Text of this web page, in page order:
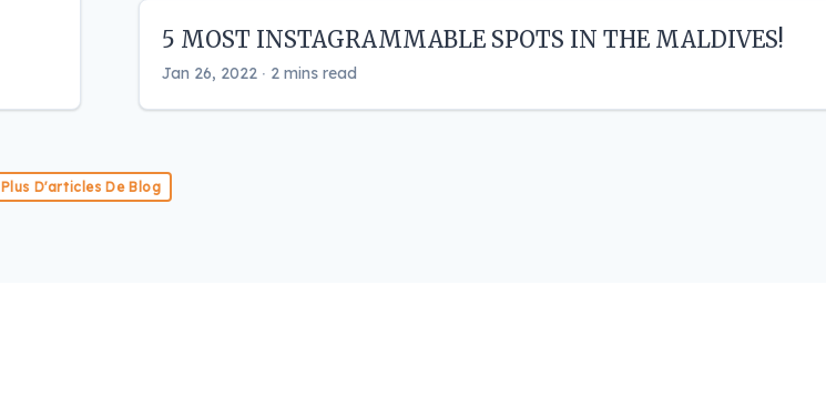
5 MOST INSTAGRAMMABLE SPOTS IN THE MALDIVES!
Jan 26, 2022 ‧ 2 mins read
Plus D'articles De Blog